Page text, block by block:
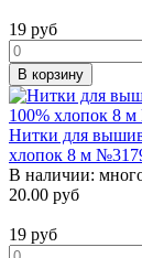
19 руб
В корзину
Нитки для
хлопок 8 м
В наличии:
20.00 руб
19 руб